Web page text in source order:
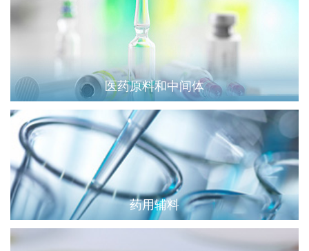
医药原料和中间体
药用辅料